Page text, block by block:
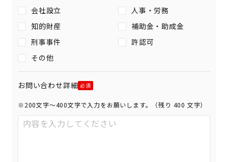
会社設立
人事・労務
知的財産
補助金・助成金
刑事事件
許認可
その他
お問い合わせ詳細
※200文字〜400文字で入力をお願いします。（残り 400 文字）